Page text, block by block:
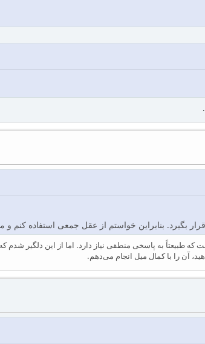
بگیرد. بنابراین خواستم از عقل جمعی استفاده کنم
به پاسخی منطقی نیاز دارد. اما از این دلگیر شدم
آن را با کمال میل انجام می‌دهم.